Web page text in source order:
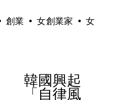
創業 女創業家
女
韓國興起
「自律風